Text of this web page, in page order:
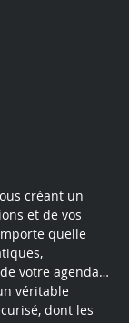
créant un
et de vos
quelle
votre agenda…
véritable
dont les